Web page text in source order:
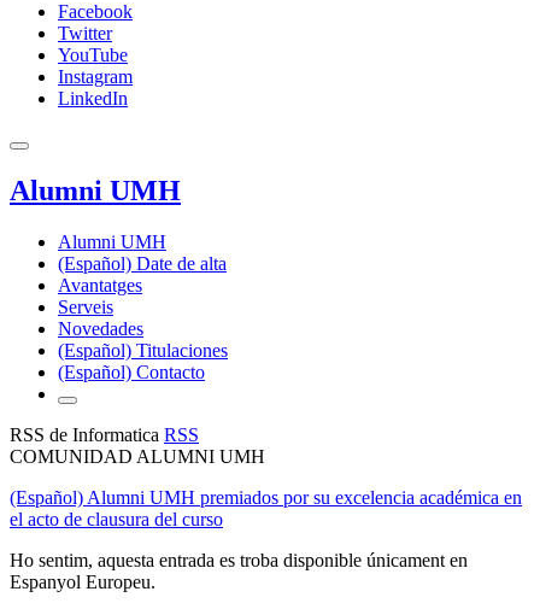
Facebook
Twitter
YouTube
Instagram
LinkedIn
Alumni UMH
Alumni UMH
(Español) Date de alta
Avantatges
Serveis
Novedades
(Español) Titulaciones
(Español) Contacto
RSS de Informatica RSS
COMUNIDAD ALUMNI UMH
(Español) Alumni UMH premiados por su excelencia académica en
el acto de clausura del curso
Ho sentim, aquesta entrada es troba disponible únicament en
Espanyol Europeu.